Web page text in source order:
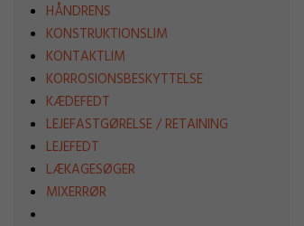
HÅNDRENS
KONSTRUKTIONSLIM
KONTAKTLIM
KORROSIONSBESKYTTELSE
KÆDEFEDT
LEJEFASTGØRELSE / RETAINING
LEJEFEDT
LÆKAGESØGER
MIXERRØR